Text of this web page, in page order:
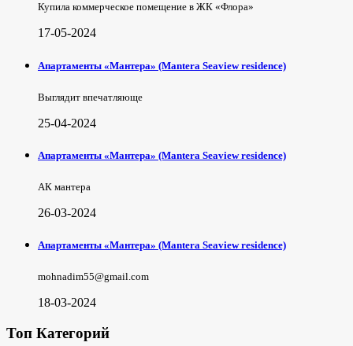
Купила коммерческое помещение в ЖК «Флора»
17-05-2024
Апартаменты «Мантера» (Mantera Seaview rеsidence)
Выглядит впечатляюще
25-04-2024
Апартаменты «Мантера» (Mantera Seaview rеsidence)
АК мантера
26-03-2024
Апартаменты «Мантера» (Mantera Seaview rеsidence)
mohnadim55@gmail.com
18-03-2024
Топ Категорий